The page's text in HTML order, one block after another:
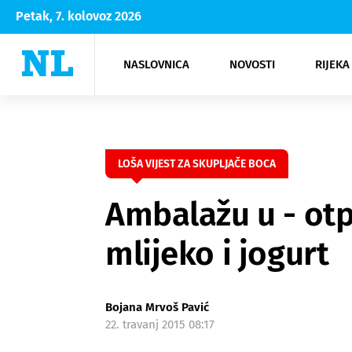
Petak, 7. kolovoz 2026
NASLOVNICA NOVOSTI
Rijeka Opatija
NK
Moda
Kultura
LOŠA VIJEST ZA SKUPLJAČE BOCA
Ambalažu u -
mlijeko i jogurt
Bojana Mrvoš Pavić
22. travanj 2015 08:17